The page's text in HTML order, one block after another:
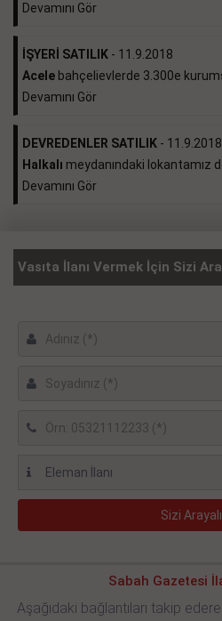
Devamını Gör
İŞYERİ SATILIK - 11.9.2018
Acele bahçelievlerde 3.300e
Devamını Gör
DEVREDENLER SATILIK - 11.9.2018
Halkalı meydanındaki lokantamız
Devamını Gör
Vasıta İlanı Vermek İçin Sizi
Sabah Gazetesi
Aşağıdaki bağlantıları takip